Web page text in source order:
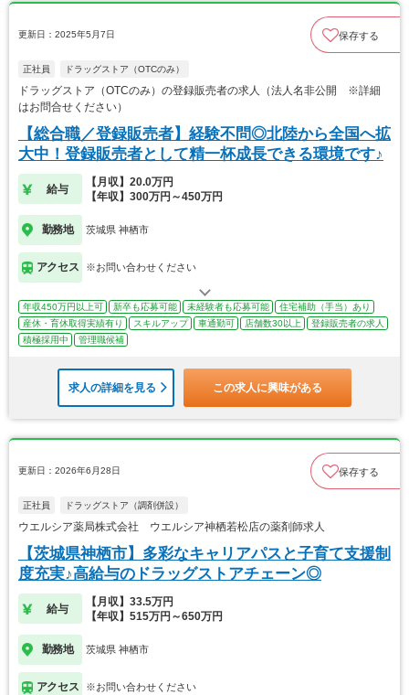
更新日：2025年5月7日 保存する
正社員 ドラッグストア（OTCのみ）
ドラッグストア（OTCのみ）の登録販売者の求人（法人名非公開 ※詳細
はお問合せください）
【総合職／登録販売者】経験不問◎北陸から全国へ拡
大中！登録販売者として精一杯成長できる環境です♪
給与
【月収】20.0万円
【年収】300万円～450万円
勤務地 茨城県 神栖市
アクセス ※お問い合わせください
年収450万円以上可 新卒も応募可能 未経験者も応募可能
住宅補助（手当）あり
産休・育休取得実績有り
スキルアップ 車通勤可 店舗数30以上
登録販売者の求人
積極採用中
管理職候補
求人の詳細を見る この求人に興味がある
更新日：2026年6月28日 保存する
正社員 ドラッグストア（調剤併設）
ウエルシア薬局株式会社 ウエルシア神栖若松店の薬剤師求人
【茨城県神栖市】多彩なキャリアパスと子育て支援制
度充実♪高給与のドラッグストアチェーン◎
給与
【月収】33.5万円
【年収】515万円～650万円
勤務地 茨城県 神栖市
アクセス ※お問い合わせください